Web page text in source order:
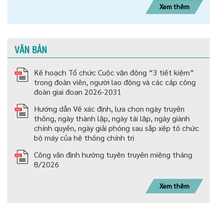
Xem thêm
VĂN BẢN
Kế hoạch Tổ chức Cuộc vận động “3 tiết kiệm”
trong đoàn viên, người lao động và các cấp công
đoàn giai đoạn 2026-2031
Hướng dẫn Về xác định, lựa chọn ngày truyền
thống, ngày thành lập, ngày tái lập, ngày giành
chính quyền, ngày giải phóng sau sắp xếp tố chức
bộ máy của hệ thống chính trị
Công văn định hướng tuyên truyền miệng tháng
8/2026
Xem thêm